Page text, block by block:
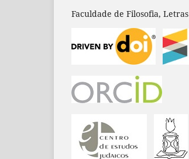
Faculdade de Filosofia,